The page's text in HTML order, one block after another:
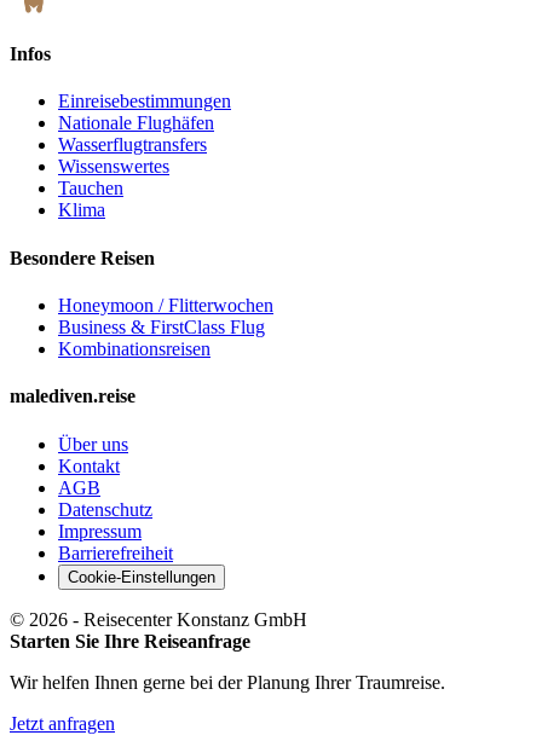
Infos
Einreisebestimmungen
Nationale Flughäfen
Wasserflugtransfers
Wissenswertes
Tauchen
Klima
Besondere Reisen
Honeymoon / Flitterwochen
Business & FirstClass Flug
Kombinationsreisen
malediven.reise
Über uns
Kontakt
AGB
Datenschutz
Impressum
Barrierefreiheit
Cookie-Einstellungen
© 2026 - Reisecenter Konstanz GmbH
Starten Sie Ihre Reiseanfrage
Wir helfen Ihnen gerne bei der Planung Ihrer Traumreise.
Jetzt anfragen